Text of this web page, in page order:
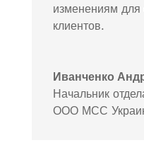
изменениям для
клиентов.
Иванченко
Начальник
ООО МСС